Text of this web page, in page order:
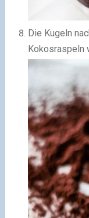
Die Kugeln
Kokosraspeln